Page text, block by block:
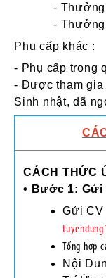
-
-
Phụ cấp khác :
- Phụ cấp trong
- Được tham gia
Sinh nhật, dã
CÁCH THỨC
• Bước 1: Gửi
Gửi CV
Tổng hợp
Nội